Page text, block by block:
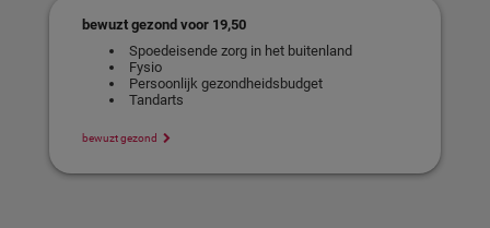
bewuzt gezond voor 19,50
Spoedeisende zorg in het buitenland
Fysio
Persoonlijk gezondheidsbudget
Tandarts
bewuzt gezond